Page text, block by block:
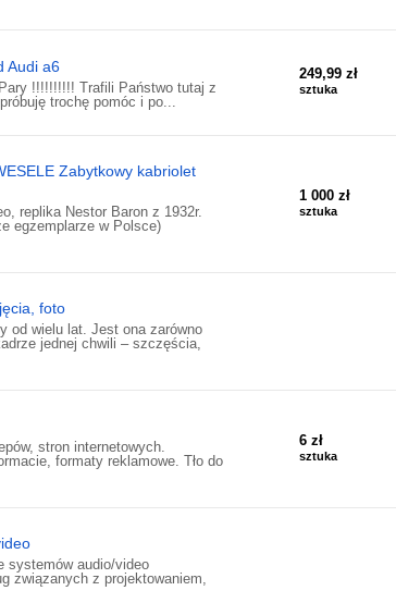
Audi a6
!!!!!!!!!! Trafili Państwo tutaj z
trochę pomóc i po...
249,99 zł
sztuka
Zabytkowy kabriolet
replika Nestor Baron z 1932r.
egzemplarze w Polsce)
1 000 zł
sztuka
foto
od wielu lat. Jest ona zarówno
jednej chwili – szczęścia,
stron internetowych.
formaty reklamowe. Tło do
6 zł
sztuka
systemów audio/video
związanych z projektowaniem,